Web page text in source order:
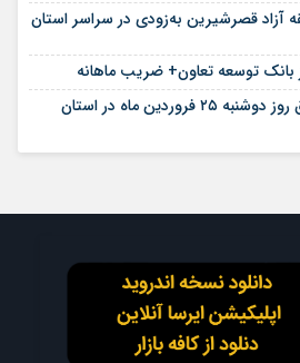
آزاد قصرشیرین به‌زودی در سراسر استان
توسعه تعاون+ ضریب ماهانه
برنامه زمانبندی قطع برق روز دوشنبه ۲۵ فروردین ماه در استان